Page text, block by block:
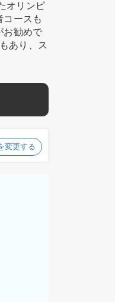
オリンピ
ースも
お勧めで
あり、ス
変更する